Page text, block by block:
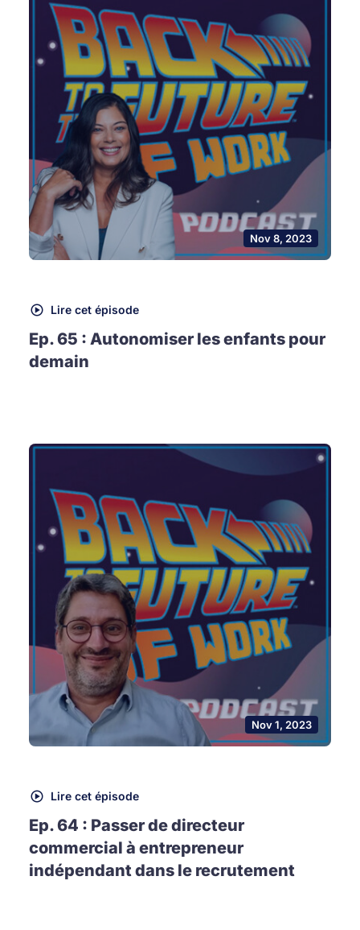
Nov 8, 2023
Lire cet épisode
Ep. 65 : Autonomiser les enfants pour
demain
Nov 1, 2023
Lire cet épisode
Ep. 64 : Passer de directeur
commercial à entrepreneur
indépendant dans le recrutement